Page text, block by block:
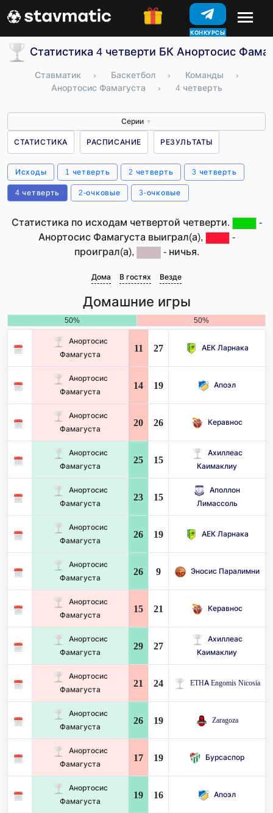
КОНКУРСЫ
Статистика 4 четверти БК Анортосис
Ставматик › Баскетбол › Команды
›
Анортосис Фамагуста
› 4 четверть
Серии ▼
СТАТИСТИКА РАСПИСАНИЕ РЕЗУЛЬТАТЫ
Исходы 1 четверть 2 четверть 3 четверть
4 четверть 2-очковые 3-очковые
Статистика по исходам четвертой четверти.
-
Анортосис Фамагуста выиграл(а),
-
проиграл(а),
- ничья.
Дома В гостях Везде
Домашние игры
50% 50%
Анортосис
Фамагуста
11 27 АЕК Ларнака
Анортосис
Фамагуста
14 19 Апоэл
Анортосис
Фамагуста
20 26 Керавнос
Анортосис
Фамагуста
25 15
Ахиллеас
Каимаклиу
Анортосис
Фамагуста
23 15
Аполлон
Лимассоль
Анортосис
Фамагуста
26 19 АЕК Ларнака
Анортосис
Фамагуста
26 9 Эносис Паралимни
Анортосис
Фамагуста
15 21 Керавнос
Анортосис
Фамагуста
29 27
Ахиллеас
Каимаклиу
Анортосис
Фамагуста
21 24 ETHA Engomis Nicosia
Анортосис
Фамагуста
26 19 Zaragoza
Анортосис
Фамагуста
17 19 Бурсаспор
Анортосис
Фамагуста
19 16 Апоэл